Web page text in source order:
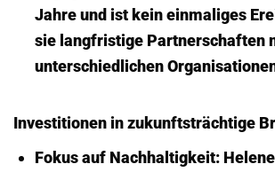
Jahre und ist kein einmaliges
sie langfristige Partnerschaften
unterschiedlichen
Investitionen in zukunftsträchtige
Fokus auf Nachhaltigkeit: